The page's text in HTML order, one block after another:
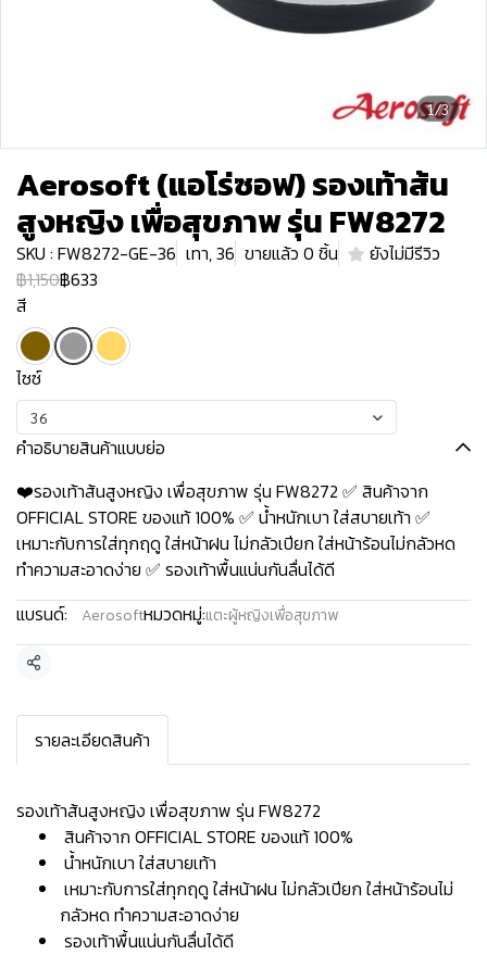
1/3
Aerosoft (แอโร่ซอฟ) รองเท้าส้น
สูงหญิง เพื่อสุขภาพ รุ่น FW8272
SKU : FW8272-GE-36 เทา, 36 ขายแล้ว 0 ชิ้น
ยังไม่มีรีวิว
฿1,150฿633
สี
ไซซ์
36
คำอธิบายสินค้าแบบย่อ
❤️รองเท้าส้นสูงหญิง เพื่อสุขภาพ รุ่น FW8272 ✅ สินค้าจาก
OFFICIAL STORE ของแท้ 100% ✅ น้ำหนักเบา ใส่สบายเท้า ✅
เหมาะกับการใส่ทุกฤดู ใส่หน้าฝน ไม่กลัวเปียก ใส่หน้าร้อนไม่กลัวหด
ทำความสะอาดง่าย ✅ รองเท้าพื้นแน่นกันลื่นได้ดี
แบรนด์:
Aerosoftหมวดหมู่:แตะผู้หญิงเพื่อสุขภาพ
แชร์
รายละเอียดสินค้า
รองเท้าส้นสูงหญิง เพื่อสุขภาพ รุ่น FW8272
สินค้าจาก OFFICIAL STORE ของแท้ 100%
น้ำหนักเบา ใส่สบายเท้า
เหมาะกับการใส่ทุกฤดู ใส่หน้าฝน ไม่กลัวเปียก ใส่หน้าร้อนไม่
กลัวหด ทำความสะอาดง่าย
รองเท้าพื้นแน่นกันลื่นได้ดี